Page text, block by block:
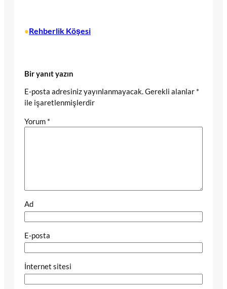
•Rehberlik Köşesi
Bir yanıt yazın
E-posta adresiniz yayınlanmayacak.Gerekli alanlar *
ile işaretlenmişlerdir
Yorum *
Ad
E-posta
İnternet sitesi